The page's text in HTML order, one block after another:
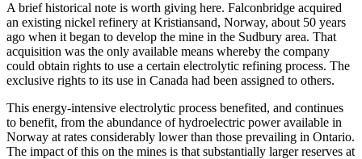
A brief historical note is worth giving here. Falconbridge acquired
an existing nickel refinery at Kristiansand, Norway, about 50 years
ago when it began to develop the mine in the Sudbury area. That
acquisition was the only available means whereby the company
could obtain rights to use a certain electrolytic refining process. The
exclusive rights to its use in Canada had been assigned to others.
This energy-intensive electrolytic process benefited, and continues
to benefit, from the abundance of hydroelectric power available in
Norway at rates considerably lower than those prevailing in Ontario.
The impact of this on the mines is that substantially larger reserves at